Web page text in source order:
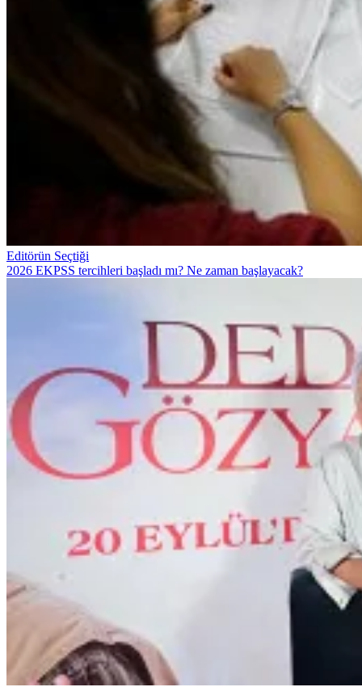
Editörün Seçtiği
2026 EKPSS tercihleri başladı mı? Ne zaman başlayacak?